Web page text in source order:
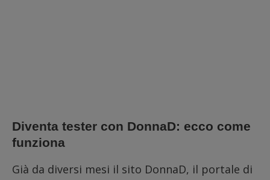
Diventa tester con DonnaD: ecco come
funziona
Già da diversi mesi il sito DonnaD, il portale di